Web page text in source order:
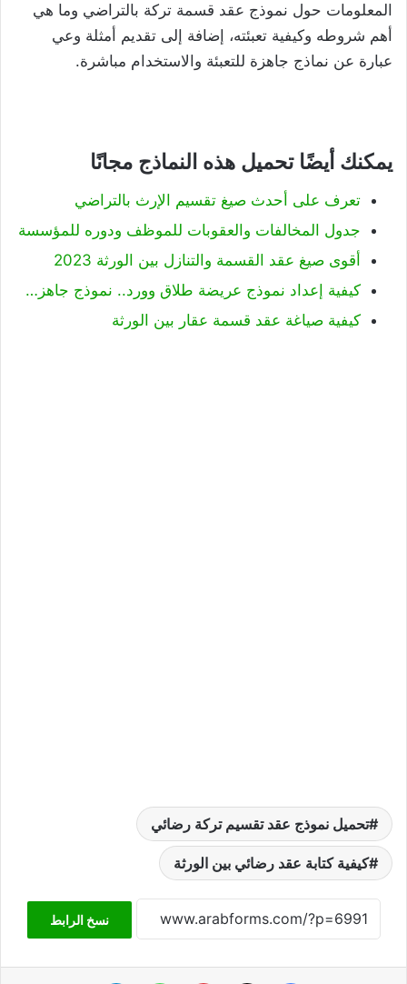
المعلومات حول نموذج عقد قسمة تركة بالتراضي وما هي
أهم شروطه وكيفية تعبئته، إضافة إلى تقديم أمثلة وعي
عبارة عن نماذج جاهزة للتعبئة والاستخدام مباشرة.
يمكنك أيضًا تحميل هذه النماذج مجانًا
تعرف على أحدث صيغ تقسيم الإرث بالتراضي
جدول المخالفات والعقوبات للموظف ودوره للمؤسسة
أقوى صيغ عقد القسمة والتنازل بين الورثة 2023
كيفية إعداد نموذج عريضة طلاق وورد.. نموذج جاهز…
كيفية صياغة عقد قسمة عقار بين الورثة
تحميل نموذج عقد تقسيم تركة رضائي
كيفية كتابة عقد رضائي بين الورثة
نسخ الرابط